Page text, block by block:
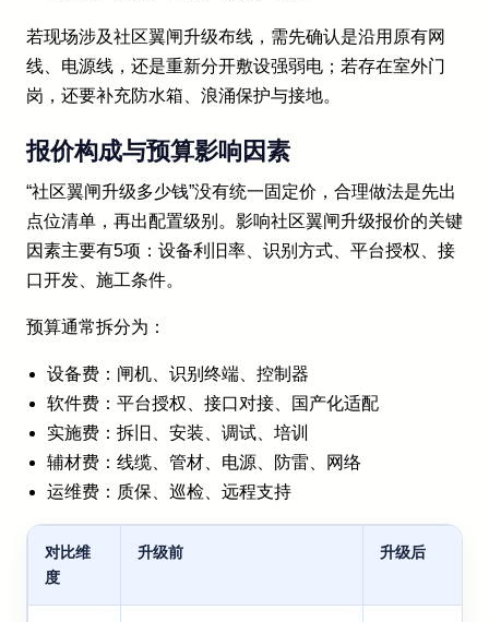
若现场涉及社区翼闸升级布线，需先确认是沿用原有网
线、电源线，还是重新分开敷设强弱电；若存在室外门
岗，还要补充防水箱、浪涌保护与接地。
报价构成与预算影响因素
“社区翼闸升级多少钱”没有统一固定价，合理做法是先出
点位清单，再出配置级别。影响社区翼闸升级报价的关键
因素主要有5项：设备利旧率、识别方式、平台授权、接
口开发、施工条件。
预算通常拆分为：
设备费：闸机、识别终端、控制器
软件费：平台授权、接口对接、国产化适配
实施费：拆旧、安装、调试、培训
辅材费：线缆、管材、电源、防雷、网络
运维费：质保、巡检、远程支持
对比维
度
升级前 升级后